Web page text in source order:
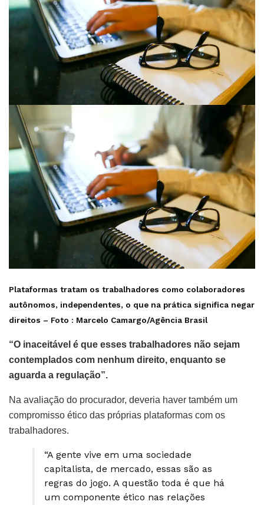
Plataformas tratam os trabalhadores como colaboradores
autônomos, independentes, o que na prática significa negar
direitos – Foto : Marcelo Camargo/Agência Brasil
“O inaceitável é que esses trabalhadores não sejam
contemplados com nenhum direito, enquanto se
aguarda a regulação”.
Na avaliação do procurador, deveria haver também um
compromisso ético das próprias plataformas com os
trabalhadores.
“A gente vive em uma sociedade
capitalista, de mercado, essas são as
regras do jogo. A questão toda é que há
um componente ético nas relações